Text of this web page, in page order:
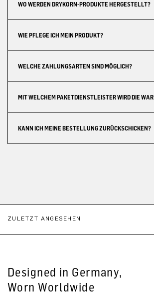
WO WERDEN DRYKORN-PRODUKTE HERGESTELLT?
WIE PFLEGE ICH MEIN PRODUKT?
WELCHE ZAHLUNGSARTEN SIND MÖGLICH?
MIT WELCHEM PAKETDIENSTLEISTER WIRD DIE
KANN ICH MEINE BESTELLUNG ZURÜCKSCHICKEN?
ZULETZT ANGESEHEN
Designed in Germany,
Worn Worldwide